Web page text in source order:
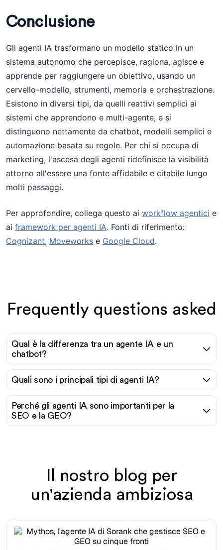
Conclusione
Gli agenti IA trasformano un modello statico in un
sistema autonomo che percepisce, ragiona, agisce e
apprende per raggiungere un obiettivo, usando un
cervello-modello, strumenti, memoria e orchestrazione.
Esistono in diversi tipi, da quelli reattivi semplici ai
sistemi che apprendono e multi-agente, e si
distinguono nettamente da chatbot, modelli semplici e
automazione basata su regole. Per chi si occupa di
marketing, l'ascesa degli agenti ridefinisce la visibilità
attorno all'essere una fonte affidabile e citabile lungo
molti passaggi.
Per approfondire, collega questo ai workflow agentici e
ai framework per agenti IA. Fonti di riferimento:
Cognizant, Moveworks e Google Cloud.
Frequently questions asked
Qual è la differenza tra un agente IA e un
chatbot?
Quali sono i principali tipi di agenti IA?
Perché gli agenti IA sono importanti per la
SEO e la GEO?
Il nostro blog per
un'azienda ambiziosa